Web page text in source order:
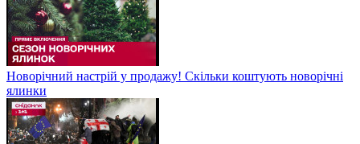
Новорічний настрій у продажу! Скільки коштують новорічні
ялинки